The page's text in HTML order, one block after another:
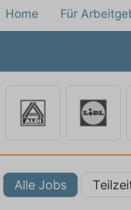
Home Für
Alle Jobs